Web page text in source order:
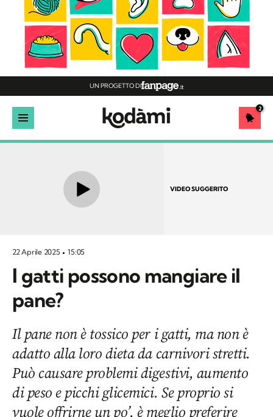
UN PROGETTO DI
2
VIDEO SUGGERITO
22 Aprile 2025 15:05
I gatti possono mangiare il
pane?
Il pane non è tossico per i gatti, ma non è
adatto alla loro dieta da carnivori stretti.
Può causare problemi digestivi, aumento
di peso e picchi glicemici. Se proprio si
vuole offrirne un po’, è meglio preferire